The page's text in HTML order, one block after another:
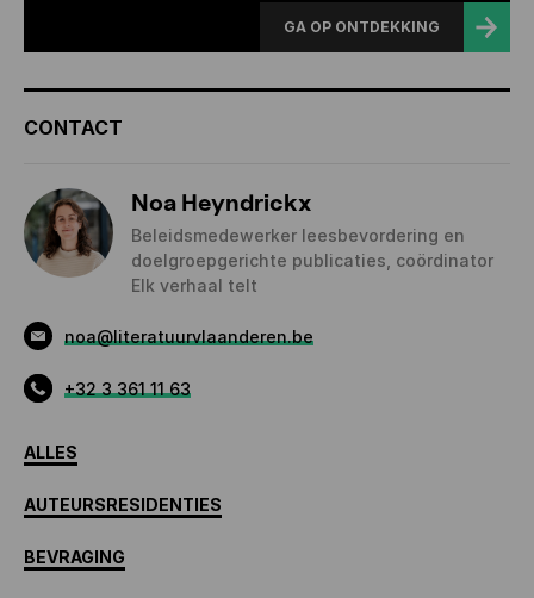
ALLES
AUTEURSRESIDENTIES
BEVRAGING
GA OP ONTDEKKING
CONTACT
Noa Heyndrickx
Beleidsmedewerker leesbevordering en
doelgroepgerichte publicaties, coördinator
Elk verhaal telt
noa@literatuurvlaanderen.be
+32 3 361 11 63